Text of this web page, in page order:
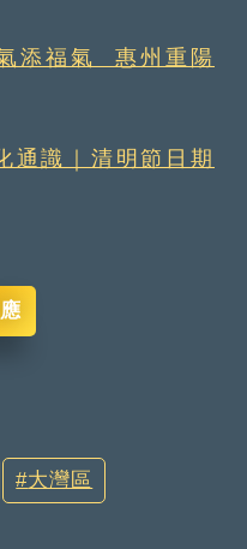
添福氣 惠州重陽
通識｜清明節日期
大灣區